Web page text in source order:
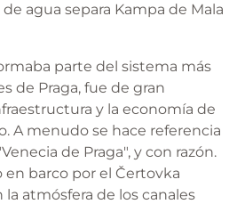
agua separa Kampa de Mala
parte del sistema más
de Praga, fue de gran
y la economía de
A menudo se hace referencia
de Praga", y con razón.
barco por el Čertovka
atmósfera de los canales